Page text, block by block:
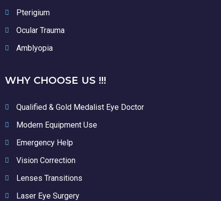
Pterigium
Ocular Trauma
Amblyopia
WHY CHOOSE US !!!
Qualified & Gold Medalist Eye Doctor
Modern Equipment Use
Emergency Help
Vision Correction
Lenses Transitions
Laser Eye Surgery